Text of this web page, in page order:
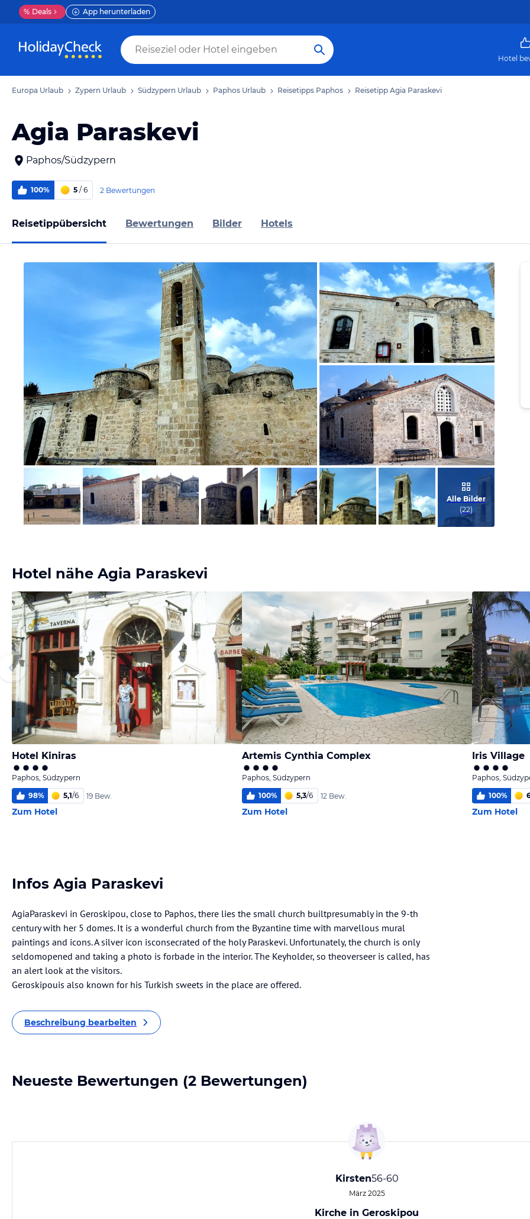
% Deals App herunterladen
Hotel
Europa Urlaub Zypern Urlaub Südzypern Urlaub Paphos Urlaub Reisetipps Paphos Reisetipp Agia Paraskevi
Agia Paraskevi
Paphos/Südzypern
100% 5 / 6 2 Bewertungen
Reisetippübersicht Bewertungen Bilder Hotels
Bild melden
von Kirsten
Bild melden
von Kirsten
Bild melden
von Kirsten
Alle Bilder
(22)
Hotel nähe Agia Paraskevi
Hotel Kiniras
Paphos, Südzypern
98% 5,1/6 19 Bew.
Zum Hotel
Artemis Cynthia Complex
Paphos, Südzypern
100% 5,3/6 12 Bew.
Zum Hotel
Iris Village
Paphos,
100%
Zum Hotel
Infos Agia Paraskevi
AgiaParaskevi in Geroskipou, close to Paphos, there lies the small church builtpresumably in the 9-th
century with her 5 domes. It is a wonderful church from the Byzantine time with marvellous mural
paintings and icons. A silver icon isconsecrated of the holy Paraskevi. Unfortunately, the church is only
seldomopened and taking a photo is forbade in the interior. The Keyholder, so theoverseer is called, has
an alert look at the visitors.
Geroskipouis also known for his Turkish sweets in the place are offered.
Beschreibung bearbeiten
Neueste Bewertungen (2 Bewertungen)
Kirsten56-60
März 2025
Kirche in Geroskipou